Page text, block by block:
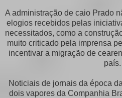
A administração de caio Prado
elogios recebidos pelas
necessitados, como a
muito criticado pela imprensa
incentivar a migração de
país.
Noticiais de jornais da época
dois vapores da Companhia